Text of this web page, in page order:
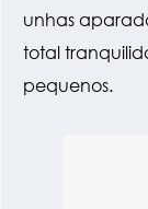
unhas
total
pequenos.